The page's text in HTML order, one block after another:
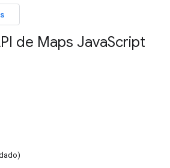
de Maps JavaScript